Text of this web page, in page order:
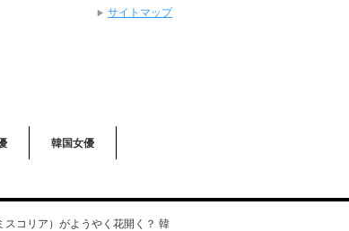
韓国女優
コリア）がようやく花開く？ 韓
サイトマップ